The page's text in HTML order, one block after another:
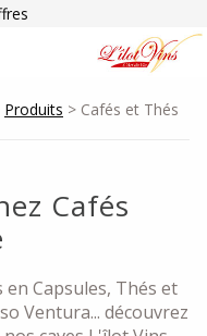
Produits > Cafés et Thés
Cafés
Capsules, Thés et
Ventura... découvrez